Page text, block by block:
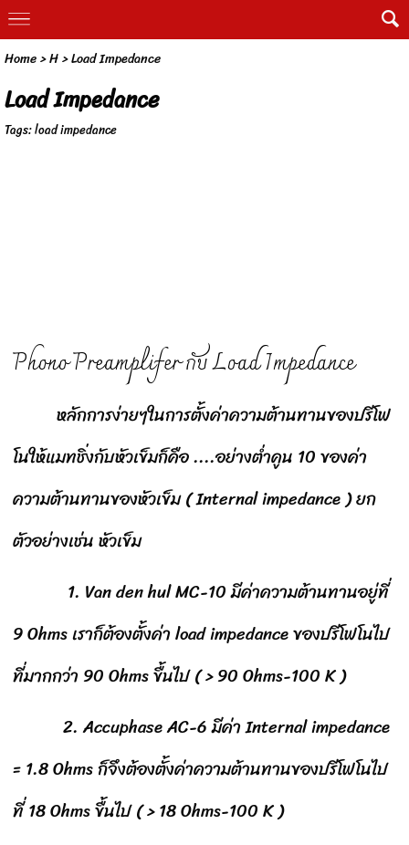
Home>H>Load Impedance
Load Impedance
Tags:load impedance
Phono Preamplifer กับ Load Impedance
หลักการง่ายๆในการตั้งค่าความต้านทานของปรีโฟ
โนให้แมทชิ่งกับหัวเข็มก็คือ ....อย่างต่ำคูน 10 ของค่า
ความต้านทานของหัวเข็ม ( Internal impedance ) ยก
ตัวอย่างเช่น หัวเข็ม
1. Van den hul MC-10 มีค่าความต้านทานอยู่ที่
9 Ohms เราก็ต้องตั้งค่า load impedance ของปรีโฟโนไป
ที่มากกว่า 90 Ohms ขื้นไป ( > 90 Ohms-100 K )
2. Accuphase AC-6 มีค่า Internal impedance
= 1.8 Ohms ก็จึงต้องตั้งค่าความต้านทานของปรีโฟโนไป
ที่ 18 Ohms ขื้นไป ( > 18 Ohms-100 K )